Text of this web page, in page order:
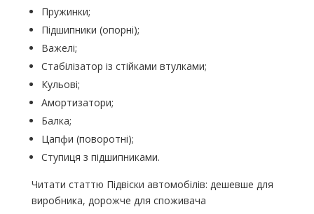
Пружинки;
Підшипники (опорні);
Важелі;
Стабілізатор із стійками втулками;
Кульові;
Амортизатори;
Балка;
Цапфи (поворотні);
Ступиця з підшипниками.
Читати статтю Підвіски автомобілів: дешевше для
виробника, дорожче для споживача